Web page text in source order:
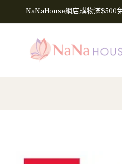
NaNaHouse網店購物滿$500